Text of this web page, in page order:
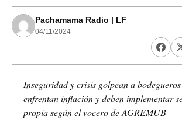
Pachamama Radio | LF
04/11/2024
Inseguridad y crisis golpean a
enfrentan inflación y deben implementar
propia según el vocero de AGREMUB